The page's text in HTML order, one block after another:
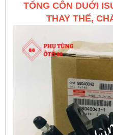
TỔNG CÔN DUỚI
THAY THẾ,